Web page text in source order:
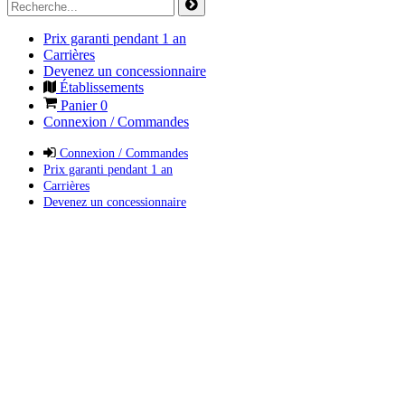
Prix garanti pendant 1 an
Carrières
Devenez un concessionnaire
Établissements
Panier0
Connexion / Commandes
Connexion / Commandes
Prix garanti pendant 1 an
Carrières
Devenez un concessionnaire